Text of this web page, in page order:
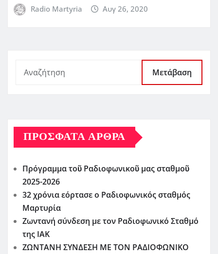
Radio Martyria Αυγ 26, 2020
Μετάβαση
ΠΡΌΣΦΑΤΑ ΆΡΘΡΑ
Πρόγραμμα τοῦ Ραδιοφωνικοῦ μας σταθμοῦ
2025-2026
32 χρόνια εόρτασε ο Ραδιοφωνικός σταθμός
Μαρτυρία
Ζωντανή σύνδεση με τον Ραδιοφωνικό Σταθμό
της ΙΑΚ
ΖΩΝΤΑΝΗ ΣΥΝΔΕΣΗ ΜΕ ΤΟΝ ΡΑΔΙΟΦΩΝΙΚΟ